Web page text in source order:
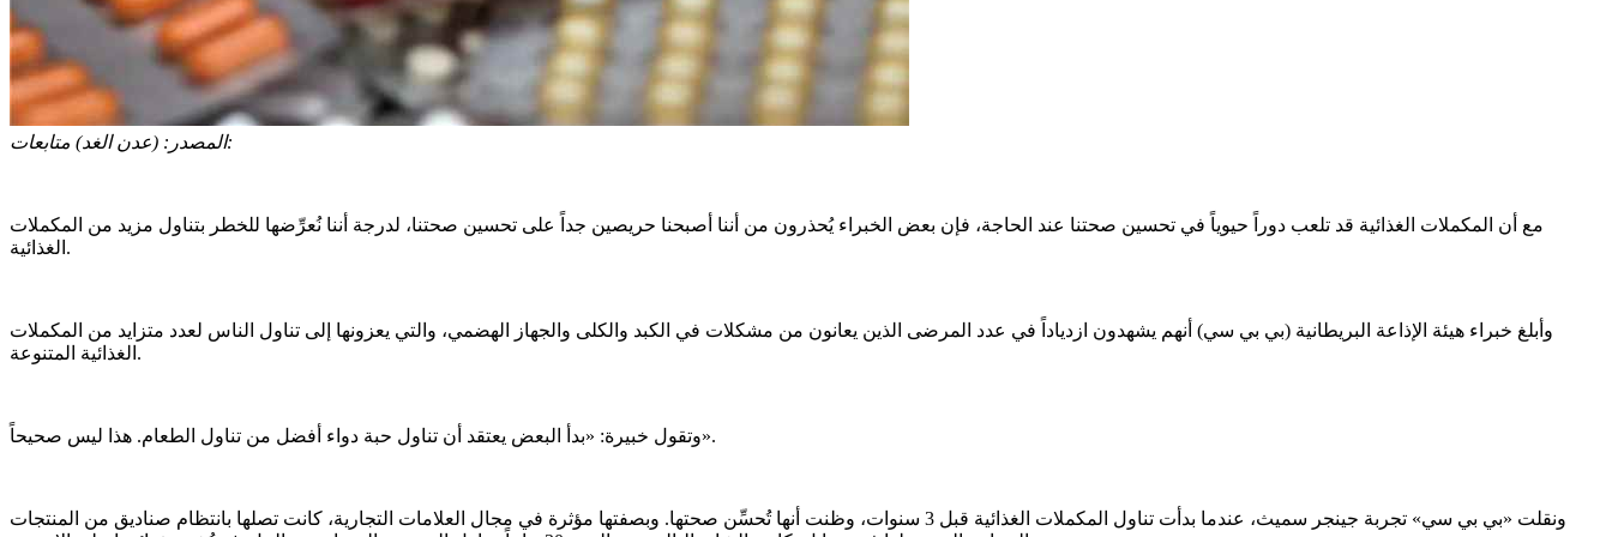
المصدر:(عدن الغد) متابعات:
مع أن المكملات الغذائية قد تلعب دوراً حيوياً في تحسين صحتنا عند الحاجة، فإن بعض الخبراء يُحذرون من أننا أصبحنا حريصين جداً على تحسين صحتنا، لدرجة أننا نُعرِّضها للخطر بتناول مزيد من المكملات
الغذائية.
وأبلغ خبراء هيئة الإذاعة البريطانية (بي بي سي) أنهم يشهدون ازدياداً في عدد المرضى الذين يعانون من مشكلات في الكبد والكلى والجهاز الهضمي، والتي يعزونها إلى تناول الناس لعدد متزايد من المكملات
الغذائية المتنوعة.
وتقول خبيرة: «بدأ البعض يعتقد أن تناول حبة دواء أفضل من تناول الطعام. هذا ليس صحيحاً».
ونقلت «بي بي سي» تجربة جينجر سميث، عندما بدأت تناول المكملات الغذائية قبل 3 سنوات، وظنت أنها تُحسِّن صحتها. وبصفتها مؤثرة في مجال العلامات التجارية، كانت تصلها بانتظام صناديق من المنتجات